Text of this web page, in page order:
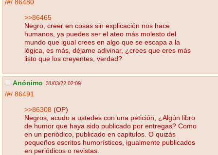
/#/ 86480
>>86465
Negro, creer en cosas sin explicación nos hace
humanos, ya puedes ser el ateo más molesto del
mundo que igual crees en algo que se escapa a la
lógica, es más, déjame adivinar, ¿crees que eres más
listo que los creyentes, verdad?
Anónimo 31/03/22 02:09
/#/ 86491
>>86308 (OP)
Negros, acudo a ustedes con una petición; ¿Algún libro
de humor que haya sido publicado por entregas? Como
en un periódico, publicado en capitulos. O quizás
pequeños escritos humorísticos, igualmente publicados
en periódicos o revistas.